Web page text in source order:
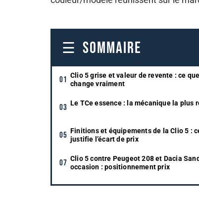
SOMMAIRE
Clio 5 grise et valeur de revente : ce
change vraiment
Le TCe essence : la mécanique la plus
Finitions et équipements de la Clio 5 :
justifie l’écart de prix
Clio 5 contre Peugeot 208 et Dacia
occasion : positionnement prix